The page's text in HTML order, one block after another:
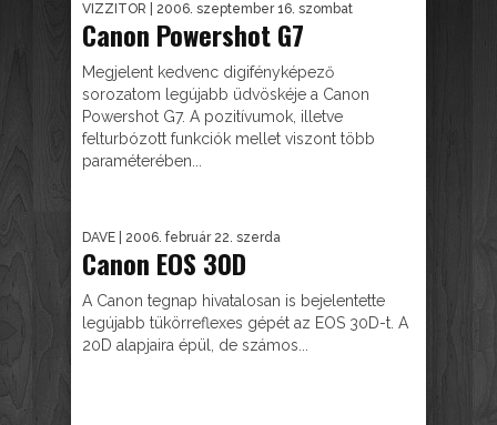
VIZZITOR | 2006. szeptember 16. szombat
Canon Powershot G7
Megjelent kedvenc digifényképező
sorozatom legújabb üdvöskéje a Canon
Powershot G7. A pozitívumok, illetve
felturbózott funkciók mellet viszont több
paraméterében...
DAVE | 2006. február 22. szerda
Canon EOS 30D
A Canon tegnap hivatalosan is bejelentette
legújabb tükörreflexes gépét az EOS 30D-t. A
20D alapjaira épül, de számos...